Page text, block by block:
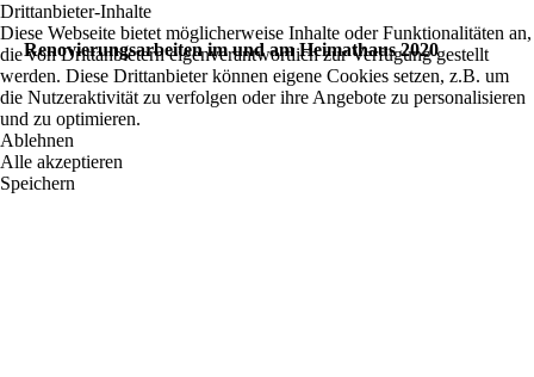
Renovierungsarbeiten im und am Heimathaus 2020
Drittanbieter-Inhalte
Diese Webseite bietet möglicherweise Inhalte oder Funktionalitäten an,
die von Drittanbietern eigenverantwortlich zur Verfügung gestellt
werden. Diese Drittanbieter können eigene Cookies setzen, z.B. um
die Nutzeraktivität zu verfolgen oder ihre Angebote zu personalisieren
und zu optimieren.
Ablehnen
Alle akzeptieren
Speichern